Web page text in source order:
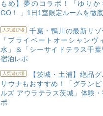
もめ】夢のコラボ！「ゆりか
GO！ 」1日1室限定ルームを徹
人気遊び場
千葉・鴨川の最新リゾ
「プライベートオーシャンヴ
水」＆「シーサイドテラス千葉
宿泊レポ
人気遊び場
【茨城・土浦】絶品
サウナもおすすめ！「グランピ
ルズ アウラテラス茨城」体験・
ポ